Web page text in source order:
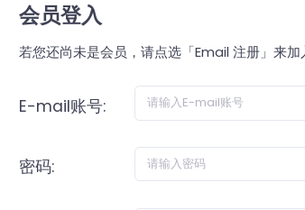
会员登入
若您还尚未是会员，请点选「Email 注册」来加
E-mail账号:
密码: